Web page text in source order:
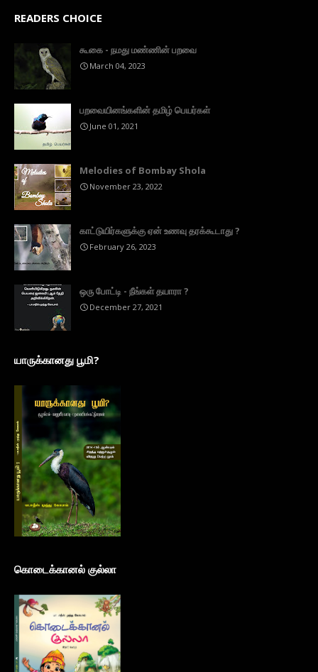
READERS CHOICE
கூகை - நமது மண்ணின் பறவை
March 04, 2023
பறவையினங்களின் தமிழ் பெயர்கள்
June 01, 2021
Melodies of Bombay Shola
November 23, 2022
காட்டுயிர்களுக்கு ஏன் உணவு தரக்கூடாது ?
February 26, 2023
ஒரு போட்டி - நீங்கள் தயாரா ?
December 27, 2021
யாருக்கானது பூமி?
கொடைக்கானல் குல்லா